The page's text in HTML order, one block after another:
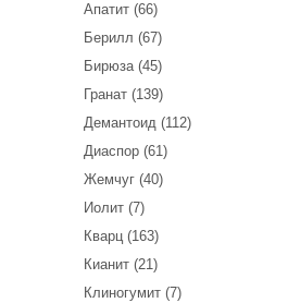
Апатит (66)
Берилл (67)
Бирюза (45)
Гранат (139)
Демантоид (112)
Диаспор (61)
Жемчуг (40)
Иолит (7)
Кварц (163)
Кианит (21)
Клиногумит (7)